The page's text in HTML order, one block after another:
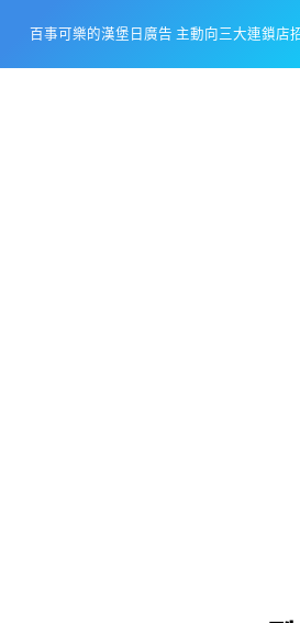
content
百事可樂的漢堡日廣告 主動向三大連鎖店